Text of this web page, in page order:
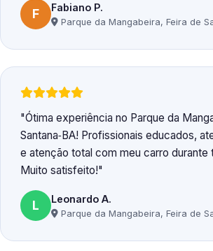
F Fabiano P.
Parque da Mangabeira, Feira de
Ótima experiência no Parque da
Santana‑BA! Profissionais educados,
e atenção total com meu carro durante
Muito satisfeito!
L Leonardo A.
Parque da Mangabeira, Feira de